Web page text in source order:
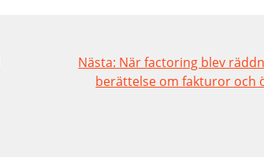
Nästa: När factoring blev
berättelse om fakturor och